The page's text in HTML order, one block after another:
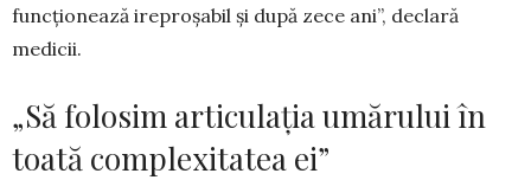
funcționează ireproșabil și după zece ani”, de­clară
medicii.
„Să folosim articulația umărului în
toată complexitatea ei”